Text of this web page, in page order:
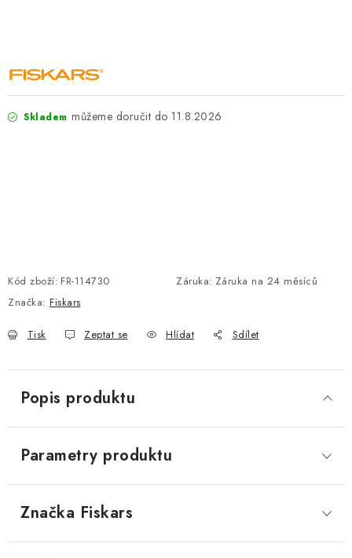
Skladem 11.8.2026
Kód zboží: FR-114730 Záruka: Záruka na 24 měsíců
Značka: Fiskars
Tisk Zeptat se Hlídat Sdílet
Popis produktu
Parametry produktu
Značka Fiskars